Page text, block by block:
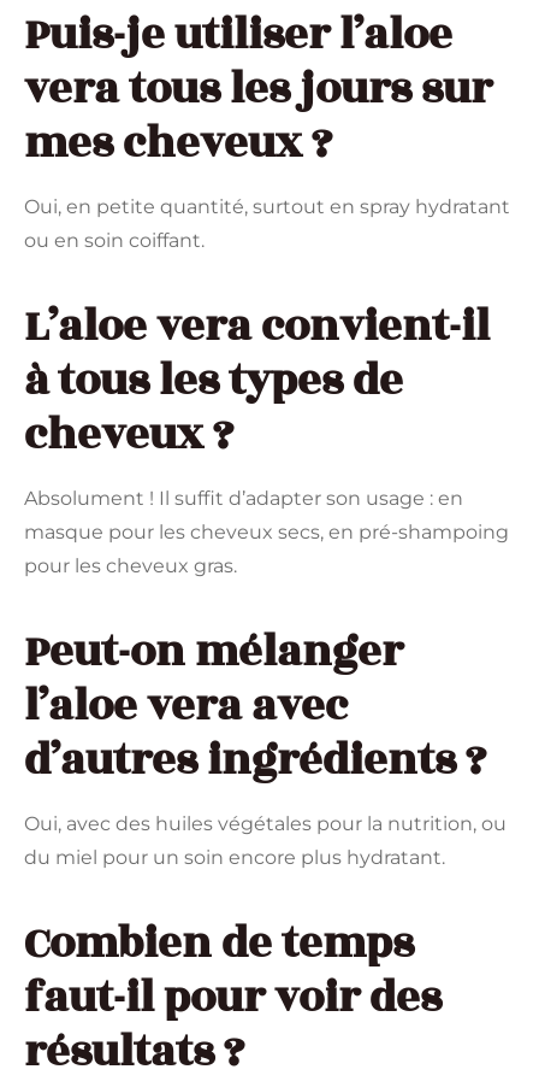
Puis-je utiliser l’aloe
vera tous les jours sur
mes cheveux ?
Oui, en petite quantité, surtout en spray hydratant
ou en soin coiffant.
L’aloe vera convient-il
à tous les types de
cheveux ?
Absolument ! Il suffit d’adapter son usage : en
masque pour les cheveux secs, en pré-shampoing
pour les cheveux gras.
Peut-on mélanger
l’aloe vera avec
d’autres ingrédients ?
Oui, avec des huiles végétales pour la nutrition, ou
du miel pour un soin encore plus hydratant.
Combien de temps
faut-il pour voir des
résultats ?